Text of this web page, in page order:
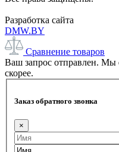
Разработка сайта
DMW.BY
Сравнение товаров
Ваш запрос отправлен. Мы
скорее.
Заказ обратного звонка
×